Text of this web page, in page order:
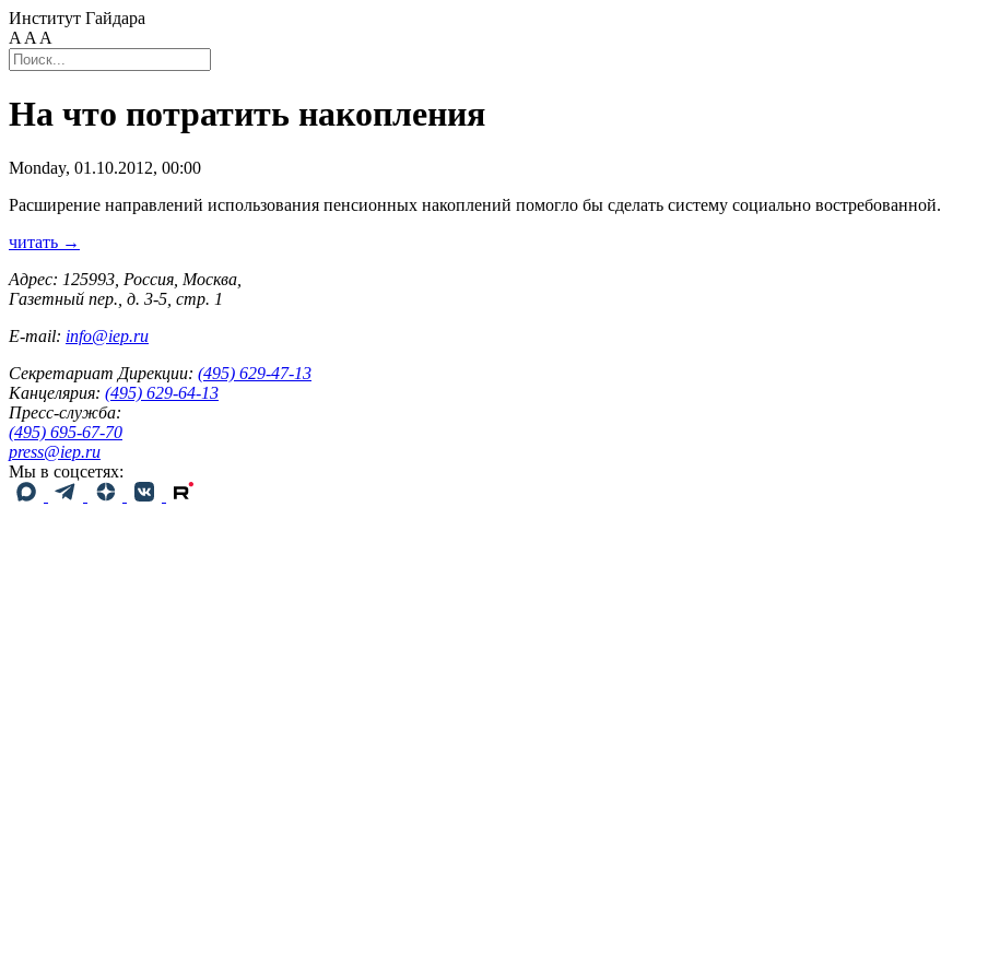
Институт Гайдара
A A A
На что потратить накопления
Monday, 01.10.2012, 00:00
Расширение направлений использования пенсионных накоплений помогло бы сделать систему социально востребованной.
читать →
Адрес: 125993, Россия, Москва,
Газетный пер., д. 3-5, стр. 1
E-mail: info@iep.ru
Секретариат Дирекции: (495) 629-47-13
Канцелярия: (495) 629-64-13
Пресс-служба:
(495) 695-67-70
press@iep.ru
Мы в соцсетях: